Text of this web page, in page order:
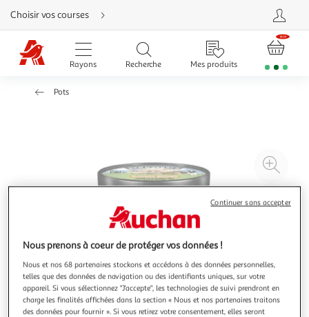
Aller
directement
au
contenu
Aller
directement
Aller
Choisir vos courses
Rayons Recherche Mes produits
Pots
à
Nous prenons à coeur de protéger vos données !
Nous et nos 68 partenaires stockons et accédons à des données personnelles,
telles que des données de navigation ou des identifiants uniques, sur votre
appareil. Si vous sélectionnez "J'accepte", les technologies de suivi prendront en
charge les finalités affichées dans la section « Nous et nos partenaires traitons
des données pour fournir ». Si vous retirez votre consentement, elles seront
Continuer sans accepter